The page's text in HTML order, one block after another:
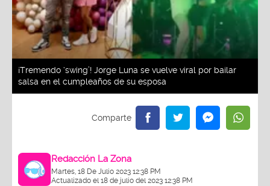
¡Tremendo ‘swing’! Jorge Luna se vuelve viral por bailar
salsa en el cumpleaños de su esposa
Redacción La Zona
Martes, 18 De Julio 2023 12:38 PM
Actualizado el 18 de julio del 2023 12:38 PM